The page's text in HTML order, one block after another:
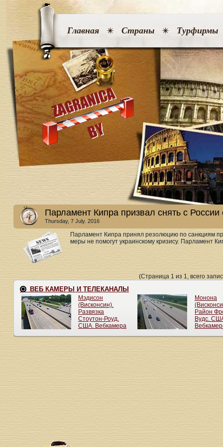
Главная Страны Турфирмы
Парламент Кипра призвал снять с России
Thursday, 7 July. 2016
Парламент Кипра принял резолюцию по санкциям
меры не помогут украинскому кризису. Парламент
(Страница 1 из 1, всего